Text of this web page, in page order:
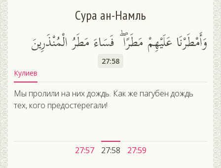
Сура ан-Намль
وَأَمْطَرْنَا عَلَيْهِمْ مَطَرًا ۖ فَسَاءَ مَطَرُ الْمُنْذَرِينَ
27:58
Кулиев
Мы пролили на них дождь. Как же пагубен дождь
тех, кого предостерегали!
27:57 27:58 27:59